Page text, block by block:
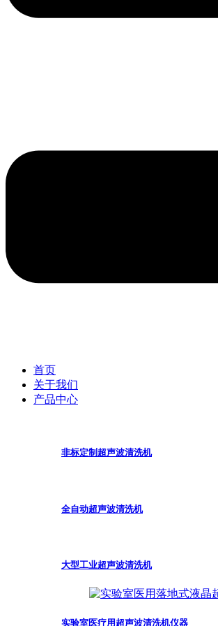
首页
关于我们
产品中心
非标定制超声波清洗机
全自动超声波清洗机
大型工业超声波清洗机
实验室医疗用超声波清洗机仪器